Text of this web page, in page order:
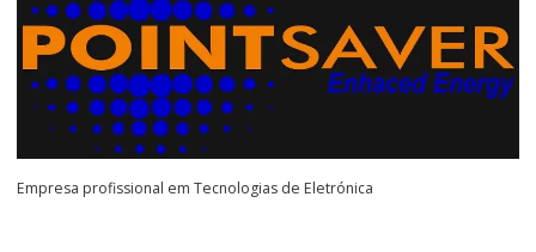
Empresa profissional em Tecnologias de Eletrónica